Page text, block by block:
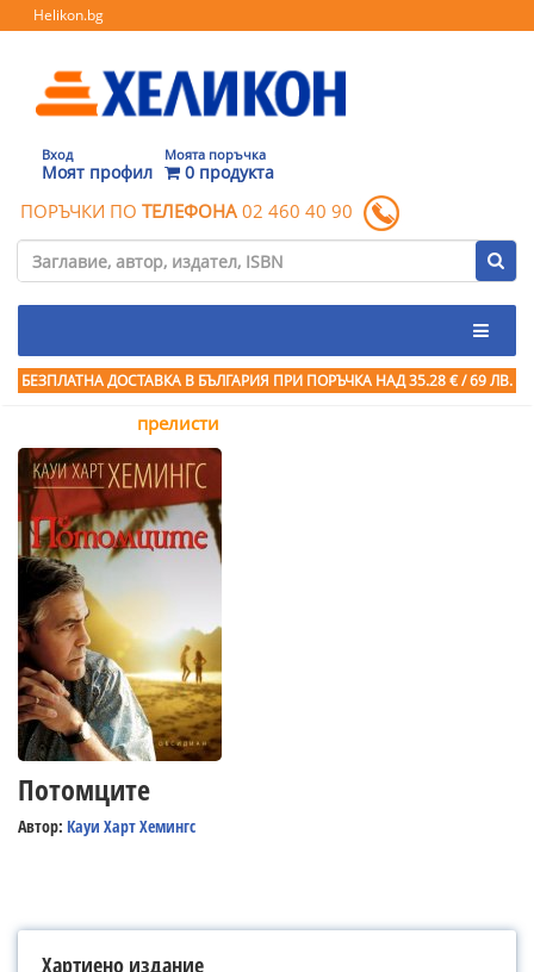
Helikon.bg
Вход
Моят профил
Моята поръчка
0 продукта
ПОРЪЧКИ ПО ТЕЛЕФОНА 02 460 40 90
БЕЗПЛАТНА ДОСТАВКА В БЪЛГАРИЯ ПРИ ПОРЪЧКА НАД 35.28 € / 69 ЛВ.
прелисти
Потомците
Автор: Кауи Харт Хемингс
Хартиено издание